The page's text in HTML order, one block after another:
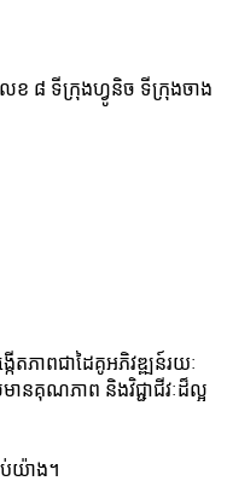
ខ ៨ ទីក្រុងហ្វូនិច ទីក្រុងចាង
ើតភាពជាដៃគូអភិវឌ្ឍន៍រយៈ
នគុណភាព និងវិជ្ជាជីវៈដ៏ល្អ
ប់យ៉ាង។